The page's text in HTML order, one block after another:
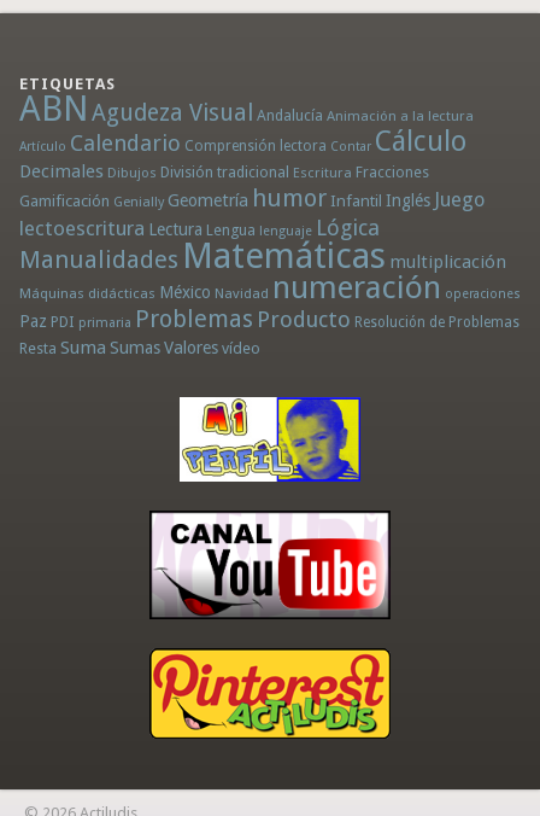
ETIQUETAS
ABN Agudeza Visual Andalucía Animación a la lectura
Artículo Calendario Comprensión lectora Contar Cálculo
Decimales Dibujos División tradicional Escritura Fracciones
Gamificación Genially Geometría humor Infantil Inglés Juego
lectoescritura Lectura Lengua lenguaje Lógica
Manualidades Matemáticas multiplicación
Máquinas didácticas México Navidad numeración operaciones
Paz PDI primaria Problemas Producto Resolución de Problemas
Resta Suma Sumas Valores vídeo